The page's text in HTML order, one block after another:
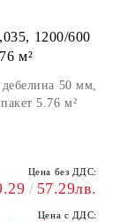
1200/600
м²
50 мм,
5.76 м²
Цена без ДДС:
57.29лв.
Цена с ДДС: